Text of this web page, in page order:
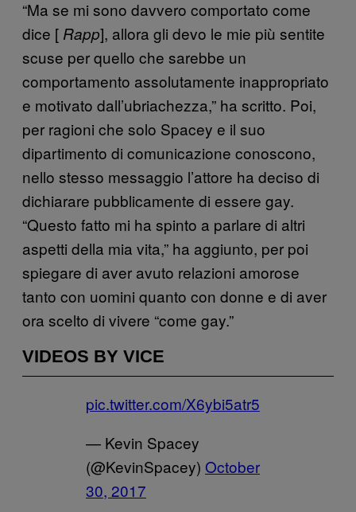
“Ma se mi sono davvero comportato come
dice [ Rapp], allora gli devo le mie più sentite
scuse per quello che sarebbe un
comportamento assolutamente inappropriato
e motivato dall’ubriachezza,” ha scritto. Poi,
per ragioni che solo Spacey e il suo
dipartimento di comunicazione conoscono,
nello stesso messaggio l’attore ha deciso di
dichiarare pubblicamente di essere gay.
“Questo fatto mi ha spinto a parlare di altri
aspetti della mia vita,” ha aggiunto, per poi
spiegare di aver avuto relazioni amorose
tanto con uomini quanto con donne e di aver
ora scelto di vivere “come gay.”
VIDEOS BY VICE
pic.twitter.com/X6ybi5atr5
— Kevin Spacey
(@KevinSpacey) October
30, 2017